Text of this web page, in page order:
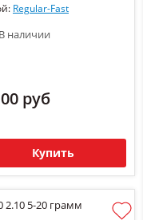
Regular-Fast
В наличии
руб
Купить